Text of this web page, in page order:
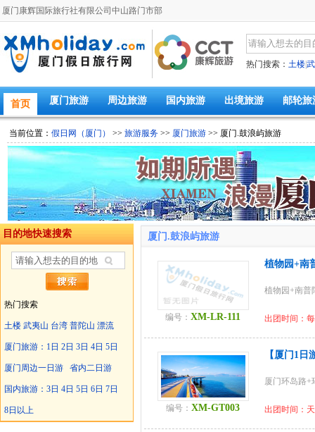
厦门康辉国际旅行社有限公司中山路门市部
热门搜索： 土楼
首页 厦门旅游 周边旅游 国内旅游 出境旅游 邮轮旅
当前位置： 假日网（厦门） >> 旅游服务 >> 厦门旅游 >> 厦门.鼓浪屿旅游
目的地快速搜索
热门搜索
土楼 武夷山 台湾 普陀山 漂流
厦门旅游： 1日 2日 3日 4日 5日
厦门周边一日游 省内二日游
国内旅游： 3日 4日 5日 6日 7日
8日以上
厦门.鼓浪屿旅游
编号： XM-LR-111
植物园+南
植物园+南普
出团时间：
编号： XM-GT003
【厦门1
厦门环岛路+
出团时间：